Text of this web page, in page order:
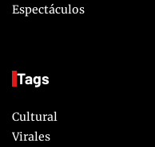
Espectáculos
Tags
Cultural
Virales